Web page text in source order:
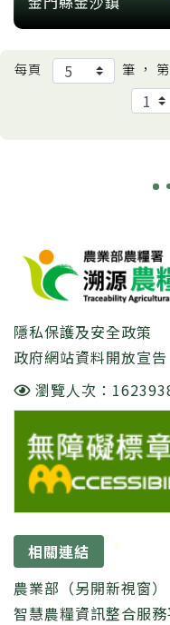
每頁 筆 ， 第
隱私保護及安全政策
政府網站資料開放宣告
瀏覽人次：
相關連結
農業部（另開新視窗）
智慧農糧資訊整合服